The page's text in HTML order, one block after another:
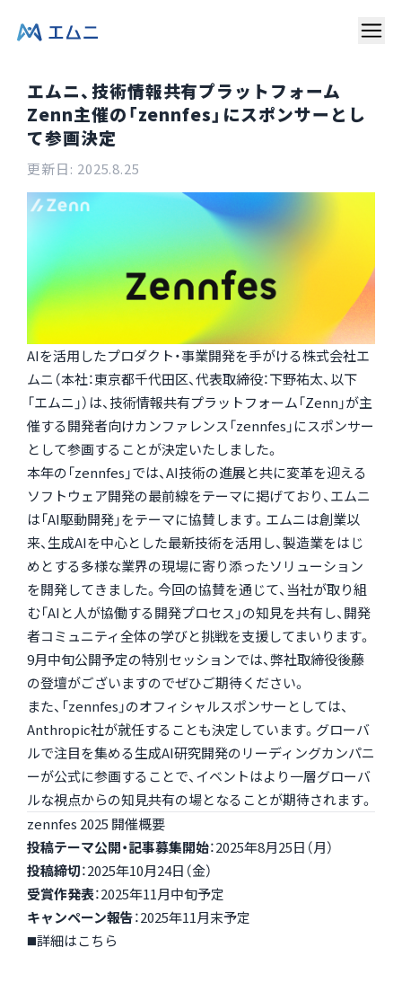
エムニ、技術情報共有プラットフォーム
Zenn主催の「zennfes」にスポンサーとし
て参画決定
更新日: 2025.8.25
AIを活用したプロダクト・事業開発を手がける株式会社エ
ムニ（本社：東京都千代田区、代表取締役：下野祐太、以下
「エムニ」）は、技術情報共有プラットフォーム「Zenn」が主
催する開発者向けカンファレンス「zennfes」にスポンサー
として参画することが決定いたしました。
本年の「zennfes」では、AI技術の進展と共に変革を迎える
ソフトウェア開発の最前線をテーマに掲げており、エムニ
は「AI駆動開発」をテーマに協賛します。エムニは創業以
来、生成AIを中心とした最新技術を活用し、製造業をはじ
めとする多様な業界の現場に寄り添ったソリューション
を開発してきました。今回の協賛を通じて、当社が取り組
む「AIと人が協働する開発プロセス」の知見を共有し、開発
者コミュニティ全体の学びと挑戦を支援してまいります。
9月中旬公開予定の特別セッションでは、弊社取締役後藤
の登壇がございますのでぜひご期待ください。
また、「zennfes」のオフィシャルスポンサーとしては、
Anthropic社が就任することも決定しています。グローバ
ルで注目を集める生成AI研究開発のリーディングカンパニ
ーが公式に参画することで、イベントはより一層グローバ
ルな視点からの知見共有の場となることが期待されます。
zennfes 2025 開催概要
投稿テーマ公開・記事募集開始：2025年8月25日（月）
投稿締切：2025年10月24日（金）
受賞作発表：2025年11月中旬予定
キャンペーン報告：2025年11月末予定
◼️詳細はこちら